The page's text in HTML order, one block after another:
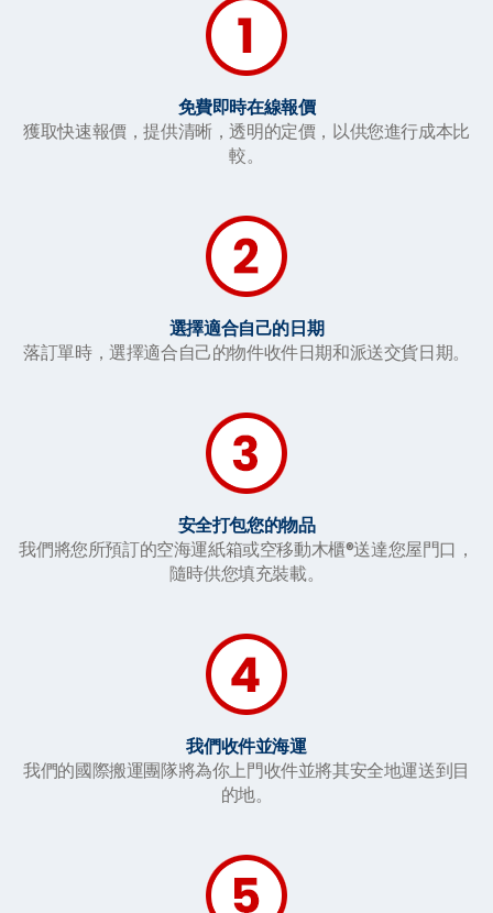
免費即時在線報價
獲取快速報價，提供清晰，透明的定價，以供您進行成本比
較。
選擇適合自己的日期
落訂單時，選擇適合自己的物件收件日期和派送交貨日期。
安全打包您的物品
我們將您所預訂的空海運紙箱或空移動木櫃®送達您屋門口，
隨時供您填充裝載。
我們收件並海運
我們的國際搬運團隊將為你上門收件並將其安全地運送到目
的地。